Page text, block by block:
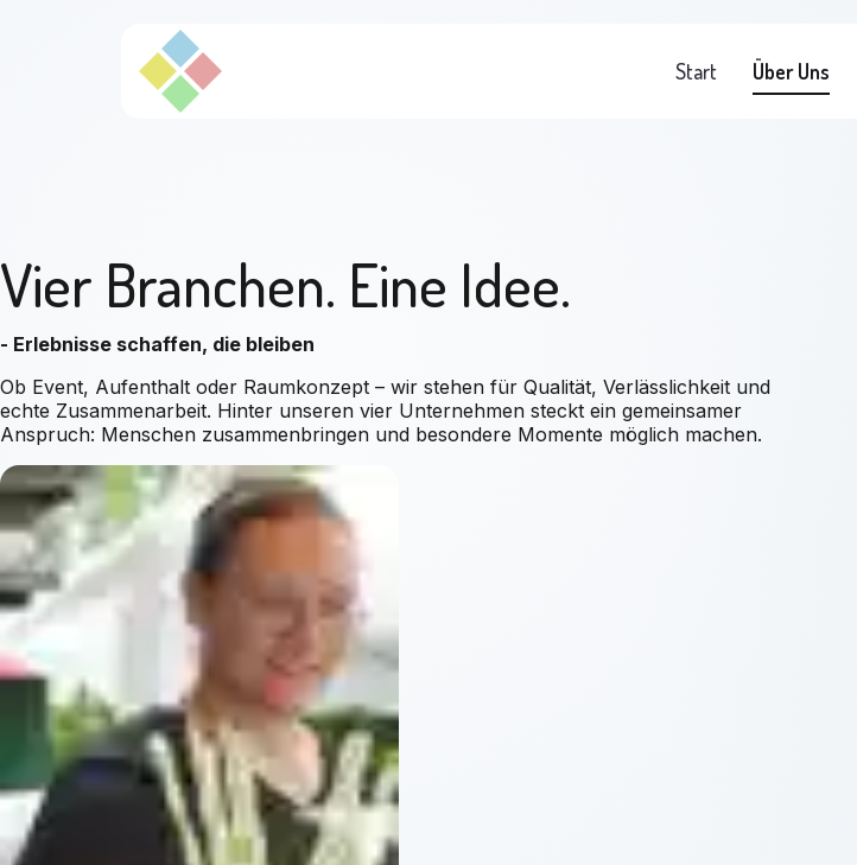
Start Über Uns
Vier Branchen. Eine Idee.
- Erlebnisse schaffen, die bleiben
Ob Event, Aufenthalt oder Raumkonzept – wir stehen für Qualität, Verlässlichkeit und
echte Zusammenarbeit. Hinter unseren vier Unternehmen steckt ein gemeinsamer
Anspruch: Menschen zusammenbringen und besondere Momente möglich machen.